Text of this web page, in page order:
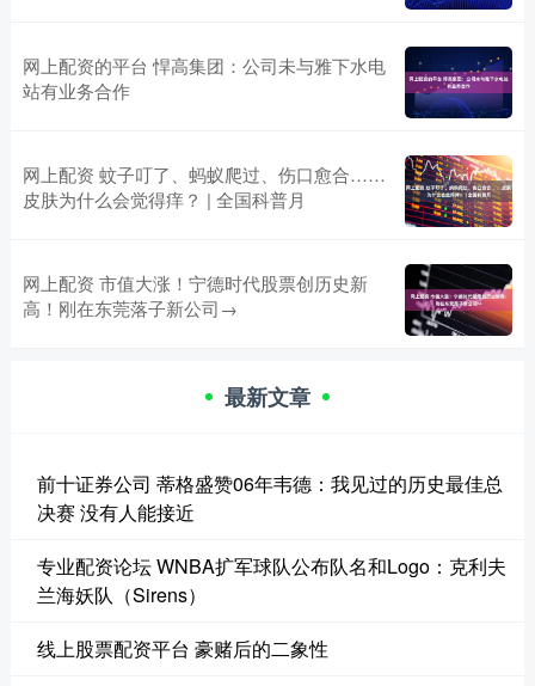
网上配资的平台 悍高集团：公司未与雅下水电
站有业务合作
网上配资 蚊子叮了、蚂蚁爬过、伤口愈合……
皮肤为什么会觉得痒？ | 全国科普月
网上配资 市值大涨！宁德时代股票创历史新
高！刚在东莞落子新公司→
最新文章
前十证券公司 蒂格盛赞06年韦德：我见过的历史最佳总
决赛 没有人能接近
专业配资论坛 WNBA扩军球队公布队名和Logo：克利夫
兰海妖队（Sirens）
线上股票配资平台 豪赌后的二象性